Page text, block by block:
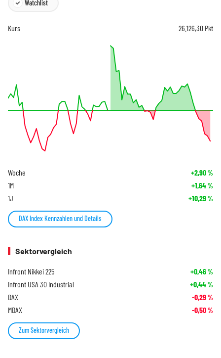
Watchlist
Kurs 26.126,30 Pkt
Woche +2,90%
1M +1,64%
1J +10,29%
DAX Index Kennzahlen und Details
Sektorvergleich
Infront Nikkei 225 +0,46%
Infront USA 30 Industrial +0,44%
DAX -0,29%
MDAX -0,50%
Zum Sektorvergleich